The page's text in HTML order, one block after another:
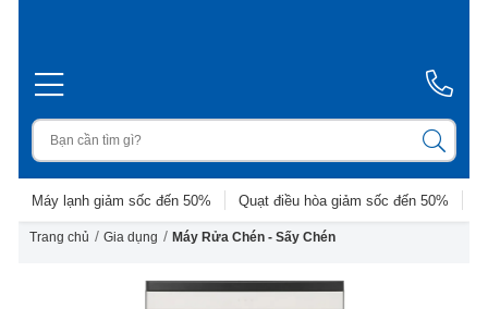
Máy lạnh giảm sốc đến 50% Quạt điều hòa giảm sốc đến 50%
Trang chủ / Gia dụng / Máy Rửa Chén - Sấy Chén